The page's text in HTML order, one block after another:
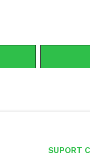
SUPORT